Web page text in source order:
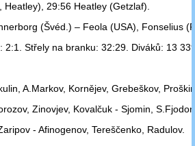
29:56 Heatley (Getzlaf).
(Švéd.) – Feola (USA), Fonselius
2:1. Střely na branku: 32:29. Diváků: 13
A.Markov, Kornějev, Grebeškov,
Zinovjev, Kovalčuk - Sjomin,
- Afinogenov, Tereščenko, Radulov.